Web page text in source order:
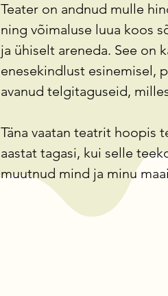
Teater on andnud mulle
ning võimaluse luua koos
ja ühiselt areneda. See on
enesekindlust esinemisel,
avanud telgitaguseid,
Täna vaatan teatrit hoopis
aastat tagasi, kui selle
muutnud mind ja minu